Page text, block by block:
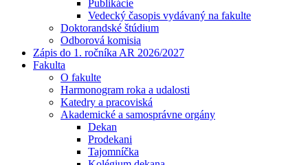
Publikácie
Vedecký časopis vydávaný na fakulte
Doktorandské štúdium
Odborová komisia
Zápis do 1. ročníka AR 2026/2027
Fakulta
O fakulte
Harmonogram roka a udalosti
Katedry a pracoviská
Akademické a samosprávne orgány
Dekan
Prodekani
Tajomníčka